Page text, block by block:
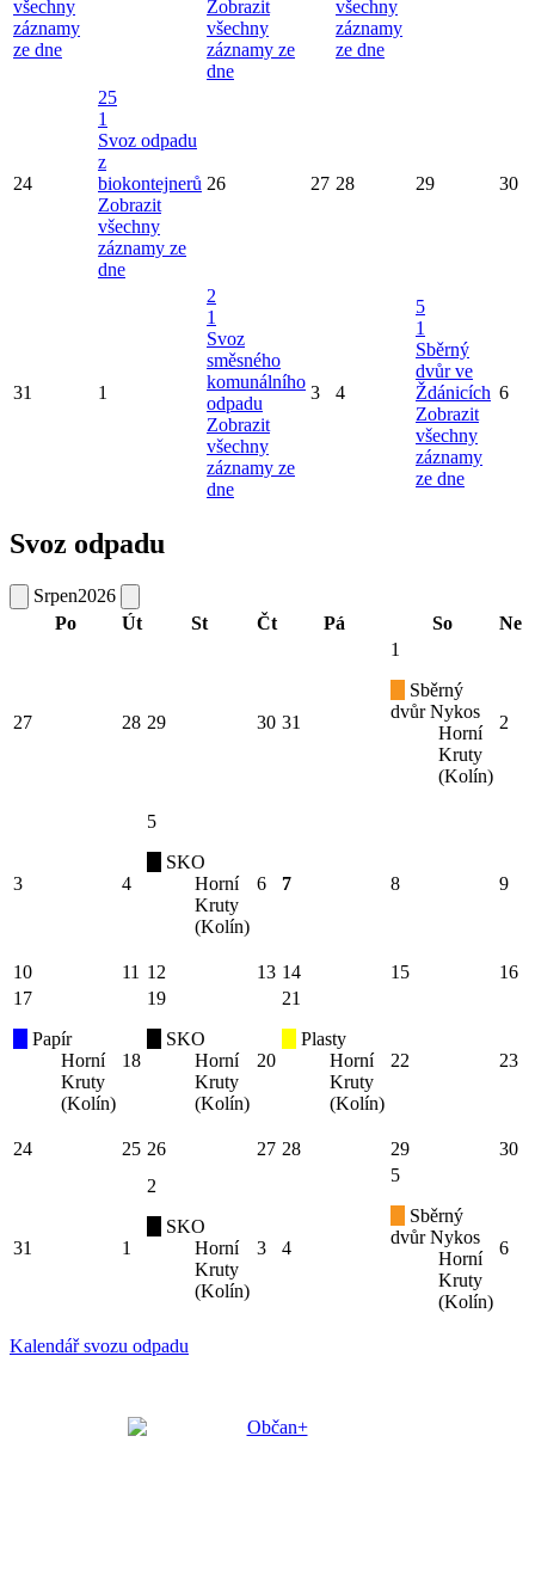
všechny
záznamy
ze dne
Zobrazit
všechny
záznamy ze
dne
všechny
záznamy
ze dne
24
25
1
Svoz odpadu
z
biokontejnerů
Zobrazit
všechny
záznamy ze
dne
26 27 28 29 30
31 1
2
1
Svoz
směsného
komunálního
odpadu
Zobrazit
všechny
záznamy ze
dne
3 4
5
1
Sběrný
dvůr ve
Ždánicích
Zobrazit
všechny
záznamy
ze dne
6
Svoz odpadu
Srpen2026
Po
Út St Čt Pá So Ne
27 28 29 30 31
1
Sběrný
dvůr Nykos
Horní
Kruty
(Kolín)
2
3 4
5
SKO
Horní
Kruty
(Kolín)
6 7 8 9
10 11 12 13 14 15
16
17
Papír
Horní
Kruty
(Kolín)
18
19
SKO
Horní
Kruty
(Kolín)
20
21
Plasty
Horní
Kruty
(Kolín)
22 23
24 25 26 27 28 29 30
31 1
2
SKO
Horní
Kruty
(Kolín)
3 4
5
Sběrný
dvůr Nykos
Horní
Kruty
(Kolín)
6
Kalendář svozu odpadu